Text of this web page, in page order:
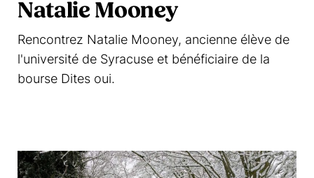
Natalie Mooney
Rencontrez Natalie Mooney, ancienne élève de
l'université de Syracuse et bénéficiaire de la
bourse Dites oui.